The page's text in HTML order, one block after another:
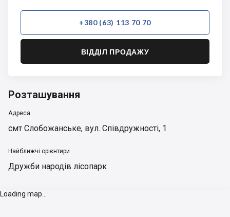
+380 (63) 113 70 70
ВІДДІЛ ПРОДАЖУ
Розташування
Адреса
смт Слобожанське, вул. Співдружності, 1
Найближчі орієнтири
Дружби народів лісопарк
Loading map...